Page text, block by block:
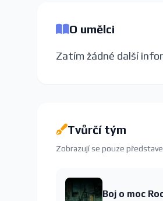
O umělci
Zatím žádné další
Tvůrčí tým
Zobrazují se pouze
Boj o moc